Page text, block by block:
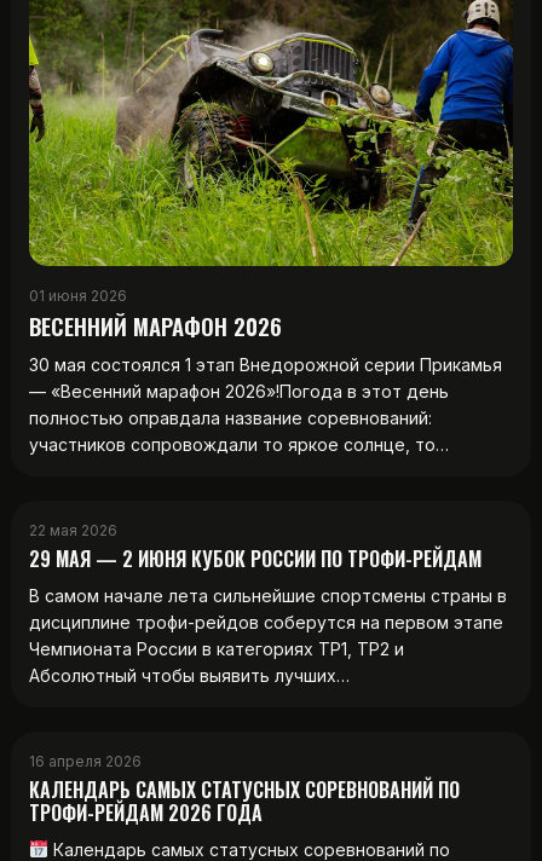
01 июня 2026
ВЕСЕННИЙ МАРАФОН 2026
30 мая состоялся 1 этап Внедорожной серии Прикамья
— «Весенний марафон 2026»!Погода в этот день
полностью оправдала название соревнований:
участников сопровождали то яркое солнце, то…
22 мая 2026
29 МАЯ — 2 ИЮНЯ КУБОК РОССИИ ПО ТРОФИ-РЕЙДАМ
В самом начале лета сильнейшие спортсмены страны в
дисциплине трофи-рейдов соберутся на первом этапе
Чемпионата России в категориях ТР1, ТР2 и
Абсолютный чтобы выявить лучших…
16 апреля 2026
КАЛЕНДАРЬ САМЫХ СТАТУСНЫХ СОРЕВНОВАНИЙ ПО
ТРОФИ-РЕЙДАМ 2026 ГОДА
Календарь самых статусных соревнований по